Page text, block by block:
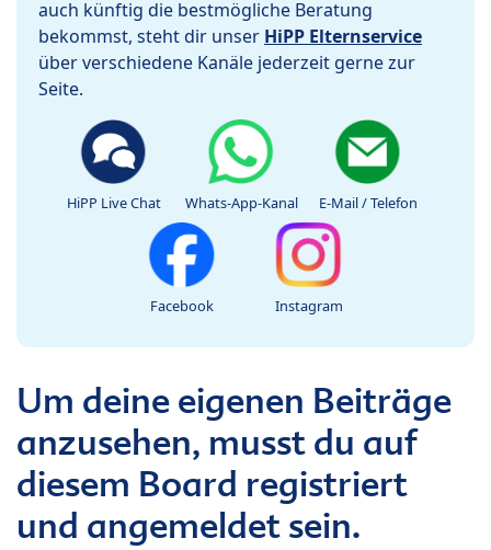
auch künftig die bestmögliche Beratung
bekommst, steht dir unser HiPP Elternservice
über verschiedene Kanäle jederzeit gerne zur
Seite.
HiPP Live Chat Whats-App-Kanal E-Mail / Telefon
Facebook Instagram
Um deine eigenen Beiträge
anzusehen, musst du auf
diesem Board registriert
und angemeldet sein.